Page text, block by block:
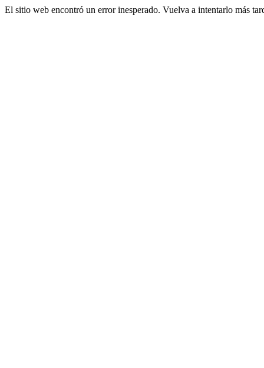
El sitio web encontró un error inesperado. Vuelva a intentarlo más